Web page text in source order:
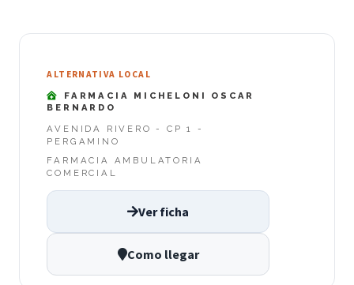
ALTERNATIVA LOCAL
FARMACIA MICHELONI OSCAR
BERNARDO
AVENIDA RIVERO - CP 1 -
PERGAMINO
FARMACIA AMBULATORIA
COMERCIAL
Ver ficha
Como llegar